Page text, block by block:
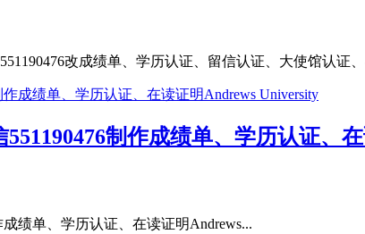
改成绩单、学历认证、留信认证、大使馆认证
制作成绩单、学历认证、
绩单、学历认证、在读证明Andrews...